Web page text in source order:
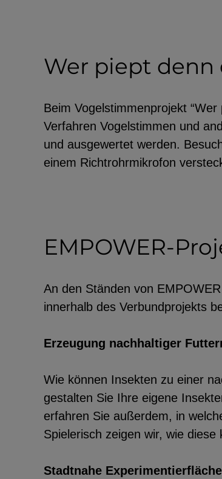
Wer piept denn
Beim Vogelstimmenprojekt
Verfahren Vogelstimmen und
und ausgewertet werden.
einem Richtrohrmikrofon
EMPOWER-
An den Ständen von
innerhalb des Verbundprojekts
Erzeugung nachhaltiger
Wie können Insekten zu einer
gestalten Sie Ihre eigene
erfahren Sie außerdem, in
Spielerisch zeigen wir, wie
Stadtnahe